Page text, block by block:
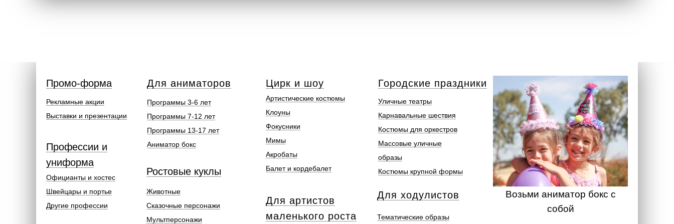
Рекламные акции
Выставки и презентации
Официанты и хостес
Швейцары и портье
Другие профессии
Промо-форма
Профессии и
униформа
Программы 3-6 лет
Программы 7-12 лет
Программы 13-17 лет
Аниматор бокс
Уличные театры
Карнавальные шествия
Костюмы для оркестров
Массовые уличные
образы
Костюмы крупной формы
Ростовые куклы
Животные
Сказочные персонажи
Мультперсонажи
Городские праздники
Тематические образы
Для ходулистов
Для артистов
маленького роста
Для аниматоров
Артистические костюмы
Клоуны
Фокусники
Мимы
Акробаты
Балет и кордебалет
Цирк и шоу
Возьми аниматор бокс с
собой